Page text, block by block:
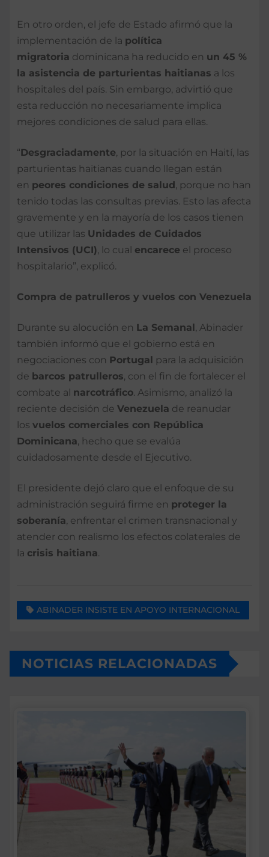
En otro orden, el jefe de Estado afirmó que la
implementación de la política
migratoria dominicana ha reducido en un 45 %
la asistencia de parturientas haitianas a los
hospitales del país. Sin embargo, advirtió que
esta reducción no necesariamente implica
mejores condiciones de salud para ellas.
“Desgraciadamente , por la situación en Haití, las
parturientas haitianas cuando llegan están
en peores condiciones de salud , porque no han
tenido todas las consultas previas. Esto las afecta
gravemente y en la mayoría de los casos tienen
que utilizar las Unidades de Cuidados
Intensivos (UCI) , lo cual encarece el proceso
hospitalario”, explicó.
Compra de patrulleros y vuelos con Venezuela
Durante su alocución en La Semanal , Abinader
también informó que el gobierno está en
negociaciones con Portugal para la adquisición
de barcos patrulleros , con el fin de fortalecer el
combate al narcotráfico . Asimismo, analizó la
reciente decisión de Venezuela de reanudar
los vuelos comerciales con República
Dominicana , hecho que se evalúa
cuidadosamente desde el Ejecutivo.
El presidente dejó claro que el enfoque de su
administración seguirá firme en proteger la
soberanía , enfrentar el crimen transnacional y
atender con realismo los efectos colaterales de
la crisis haitiana
ABINADER INSISTE EN APOYO INTERNACIONAL
NOTICIAS RELACIONADAS